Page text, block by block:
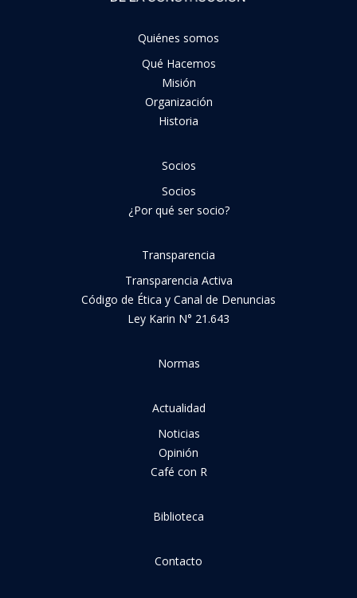
Quiénes somos
Qué Hacemos
Misión
Organización
Historia
Socios
Socios
¿Por qué ser socio?
Transparencia
Transparencia Activa
Código de Ética y Canal de Denuncias
Ley Karin N° 21.643
Normas
Actualidad
Noticias
Opinión
Café con R
Biblioteca
Contacto